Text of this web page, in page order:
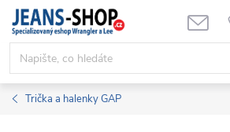
Přejít
obsah
Trička a halenky GAP